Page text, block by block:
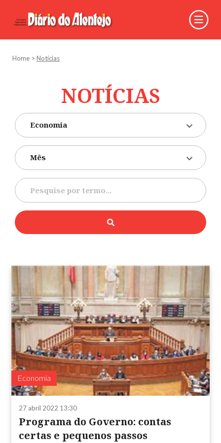
Home > Notícias
NOTÍCIAS
Economia
Mês
Economia
27 abril 2022 13:30
Programa do Governo: contas
certas e pequenos passos